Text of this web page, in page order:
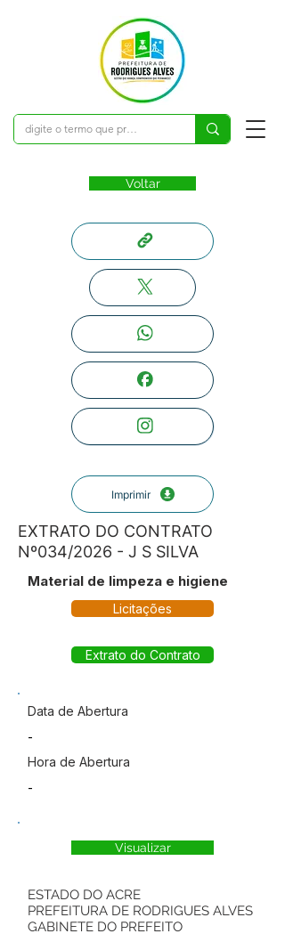
Voltar
Imprimir
EXTRATO DO CONTRATO
Nº034/2026 - J S SILVA
Material de limpeza e higiene
Licitações
Extrato do Contrato
Data de Abertura
-
Hora de Abertura
-
Visualizar
ESTADO DO ACRE
PREFEITURA DE RODRIGUES ALVES
GABINETE DO PREFEITO